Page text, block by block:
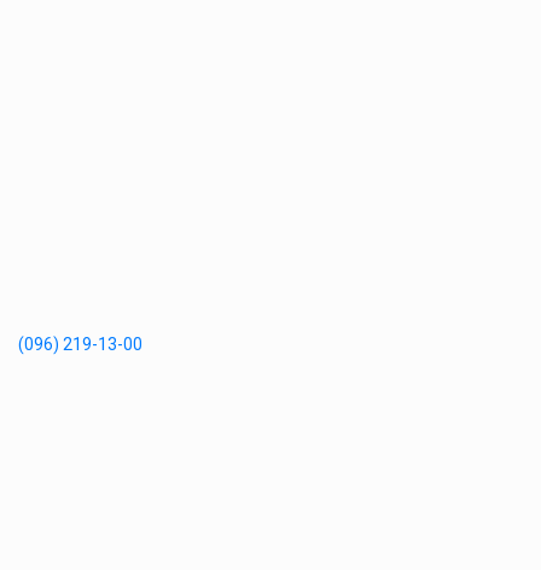
(096) 219-13-00